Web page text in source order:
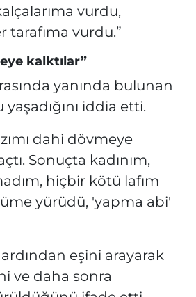
vurdu,
tarafıma vurdu.”
kalktılar”
yanında bulunan
yaşadığını iddia etti.
dahi dövmeye
Sonuçta kadınım,
hiçbir kötü lafım
yürüdü, 'yapma abi'
eşini arayarak
ve daha sonra